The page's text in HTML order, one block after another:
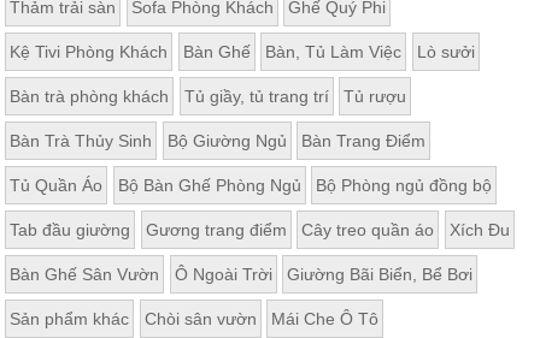
Thảm trải sàn Sofa Phòng Khách Ghế Quý Phi
Kệ Tivi Phòng Khách Bàn Ghế Bàn, Tủ Làm Việc Lò sưởi
Bàn trà phòng khách Tủ giầy, tủ trang trí Tủ rượu
Bàn Trà Thủy Sinh Bộ Giường Ngủ Bàn Trang Điểm
Tủ Quần Áo Bộ Bàn Ghế Phòng Ngủ Bộ Phòng ngủ đồng bộ
Tab đầu giường Gương trang điểm Cây treo quần áo Xích Đu
Bàn Ghế Sân Vườn Ô Ngoài Trời Giường Bãi Biển, Bể Bơi
Sản phẩm khác Chòi sân vườn Mái Che Ô Tô